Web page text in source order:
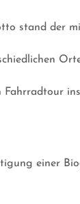
stand der
einer